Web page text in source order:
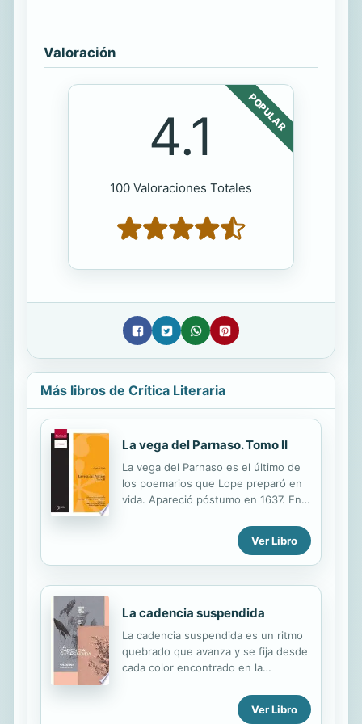
Valoración
POPULAR
4.1
100 Valoraciones Totales
Más libros de Crítica Literaria
La vega del Parnaso. Tomo II
La vega del Parnaso es el último de
los poemarios que Lope preparó en
vida. Apareció póstumo en 1637. En
más personales y directos del poeta,
junto a elogios cortesanos y ocho
excelentes comedias de la última
Eliso, en la muerte de fray Hortensio
Félix Paravicino, o Las bizarrías de
Belisa.
Ver Libro
La cadencia suspendida
La cadencia suspendida es un ritmo
quebrado que avanza y se fija desde
cada color encontrado en la
ciudad de Turín como melodía para
darle forma rítmica a los espacios de
Ver Libro